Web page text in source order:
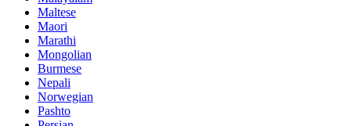
Maltese
Maori
Marathi
Mongolian
Burmese
Nepali
Norwegian
Pashto